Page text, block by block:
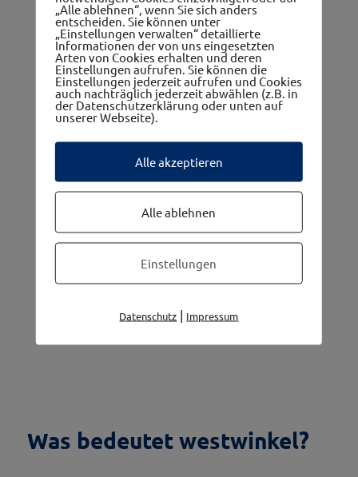
Die 5 Gemeinden im westwinkel
Was bedeutet westwinkel?
„Alle ablehnen“, wenn Sie sich anders
entscheiden. Sie können unter
„Einstellungen verwalten“ detaillierte
Informationen der von uns eingesetzten
Arten von Cookies erhalten und deren
Einstellungen aufrufen. Sie können die
Einstellungen jederzeit aufrufen und Cookies
auch nachträglich jederzeit abwählen (z.B. in
der Datenschutzerklärung oder unten auf
unserer Webseite).
Alle akzeptieren
Alle ablehnen
Einstellungen
Datenschutz | Impressum